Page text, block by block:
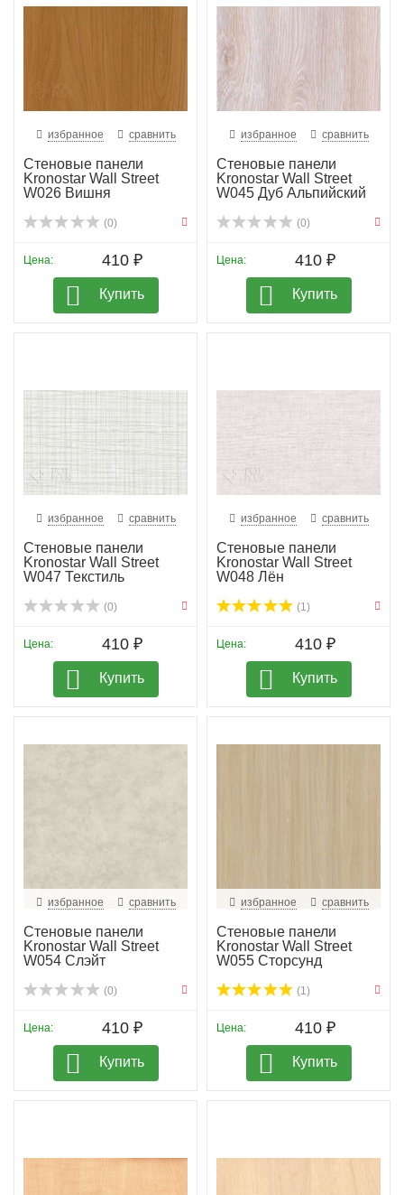
избранное сравнить
Стеновые панели
Kronostar Wall Street
W026 Вишня
(0)
Цена: 410 ₽
Купить
избранное сравнить
Стеновые панели
Kronostar Wall Street
W045 Дуб Альпийский
(0)
Цена: 410 ₽
Купить
избранное сравнить
Стеновые панели
Kronostar Wall Street
W047 Текстиль
(0)
Цена: 410 ₽
Купить
избранное сравнить
Стеновые панели
Kronostar Wall Street
W048 Лён
(1)
Цена: 410 ₽
Купить
избранное сравнить
Стеновые панели
Kronostar Wall Street
W054 Слэйт
(0)
Цена: 410 ₽
Купить
избранное сравнить
Стеновые панели
Kronostar Wall Street
W055 Сторсунд
(1)
Цена: 410 ₽
Купить